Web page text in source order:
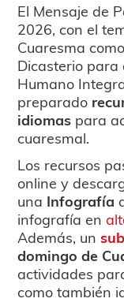
El Mensaje de
2026, con el
Cuaresma
Dicasterio para
Humano
preparado
idiomas para
cuaresmal.
Los recursos
online y
una Infografía
infografía en
Además, un
domingo de
actividades
como también